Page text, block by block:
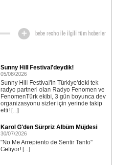
bebe rexha ile ilgili tüm haberler
Sunny Hill Festival'deydik!
05/08/2026
Sunny Hill Festival'in Türkiye'deki tek
radyo partneri olan Radyo Fenomen ve
FenomenTürk ekibi, 3 gün boyunca dev
organizasyonu sizler için yerinde takip
etti! [...]
Karol G'den Sürpriz Albüm Müjdesi
30/07/2026
"No Me Arrepiento de Sentir Tanto"
Geliyor! [...]